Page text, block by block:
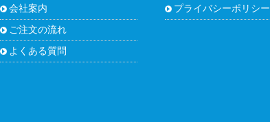
会社案内
ご注文の流れ
よくある質問
プライバシーポリシー